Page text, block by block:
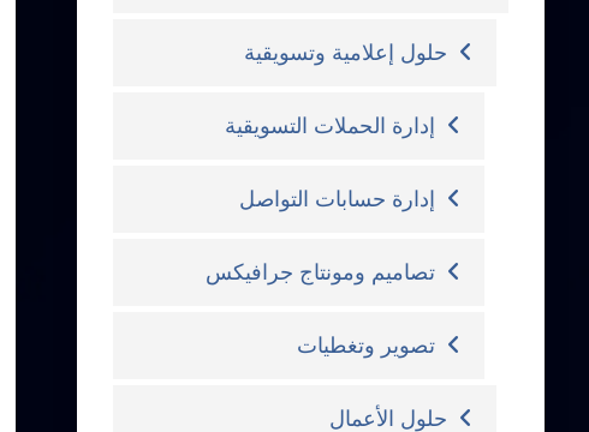
حلول إعلامية وتسويقية
إدارة الحملات التسويقية
إدارة حسابات التواصل
تصاميم ومونتاج جرافيكس
تصوير وتغطيات
حلول الأعمال